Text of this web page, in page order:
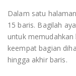
Dalam satu
15 baris. Bagilah
untuk memudahkan
keempat bagian
hingga akhir baris.